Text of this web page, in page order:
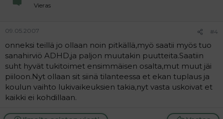
Vieras
09.05.2007 #4
onneksi teillä jo ollaan noin pitkällä,myö saatii myös tuo
sanahirviö ADHD,ja paljon muutakin puutteita.Saatiin
suht hyvät tukitoimet ensimmäisen osalta,mut muut jäi
piiloon.Nyt ollaan sit siinä tilanteessa et ekan tuplaus ja
koulun vaihto lukivaikeuksien takia,nyt vasta uskoivat et
kaikki ei kohdillaan.